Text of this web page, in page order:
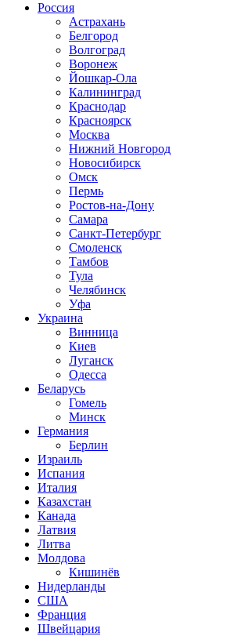
Россия
Астрахань
Белгород
Волгоград
Воронеж
Йошкар-Ола
Калининград
Краснодар
Красноярск
Москва
Нижний Новгород
Новосибирск
Омск
Пермь
Ростов-на-Дону
Самара
Санкт-Петербург
Смоленск
Тамбов
Тула
Челябинск
Уфа
Украина
Винница
Киев
Луганск
Одесса
Беларусь
Гомель
Минск
Германия
Берлин
Израиль
Испания
Италия
Казахстан
Канада
Латвия
Литва
Молдова
Кишинёв
Нидерланды
США
Франция
Швейцария